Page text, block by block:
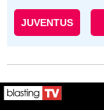
JUVENTUS